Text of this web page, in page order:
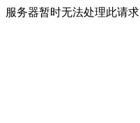
服务器暂时无法处理此请求